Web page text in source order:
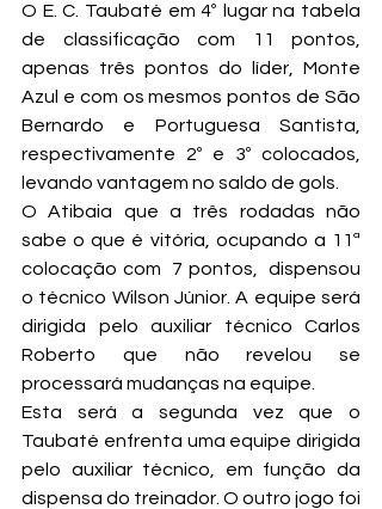
O E. C. Taubaté em 4º lugar na tabela
de classificação com 11 pontos,
apenas três pontos do líder, Monte
Azul e com os mesmos pontos de São
Bernardo e Portuguesa Santista,
respectivamente 2º e 3º colocados,
levando vantagem no saldo de gols.
O Atibaia que a três rodadas não
sabe o que é vitória, ocupando a 11ª
colocação com  7 pontos,  dispensou
o técnico Wilson Júnior. A equipe será
dirigida pelo auxiliar técnico Carlos
Roberto que não revelou se
processará mudanças na equipe.
Esta será a segunda vez que o
Taubaté enfrenta uma equipe dirigida
pelo auxiliar técnico, em função da
dispensa do treinador. O outro jogo foi